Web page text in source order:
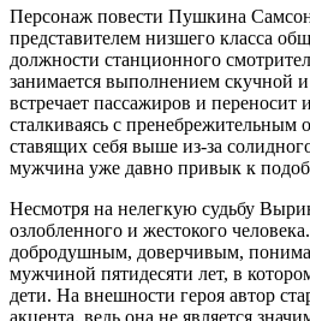
Персонаж повести Пушкина
представителем низшего класса
должности станционного
занимается выполнением скучной
встречает пассажиров и
сталкиваясь с пренебрежительным
ставящих себя выше из-за
мужчина уже давно привык к
Несмотря на нелегкую судьбу
озлобленного и жестокого
добродушным, доверчивым,
мужчиной пятидесяти лет, в
дети. На внешности героя автор